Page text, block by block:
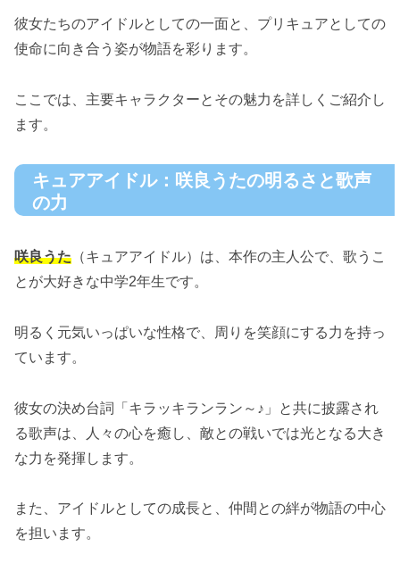
彼女たちのアイドルとしての一面と、プリキュアとしての
使命に向き合う姿が物語を彩ります。
ここでは、主要キャラクターとその魅力を詳しくご紹介し
ます。
キュアアイドル：咲良うたの明るさと歌声
の力
咲良うた （キュアアイドル）は、本作の主人公で、歌うこ
とが大好きな中学2年生です。
明るく元気いっぱいな性格で、周りを笑顔にする力を持っ
ています。
彼女の決め台詞「キラッキランラン～♪」と共に披露され
る歌声は、人々の心を癒し、敵との戦いでは光となる大き
な力を発揮します。
また、アイドルとしての成長と、仲間との絆が物語の中心
を担います。